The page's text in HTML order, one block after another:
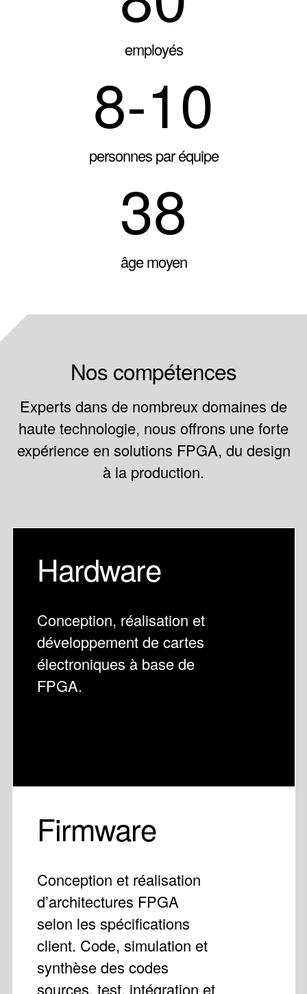
employés
8-10
personnes par équipe
38
âge moyen
Nos compétences
Experts dans de nombreux domaines de
haute technologie, nous offrons une forte
expérience en solutions FPGA, du design
à la production.
Hardware
Conception, réalisation et
développement de cartes
électroniques à base de
FPGA.
Firmware
Conception et réalisation
d’architectures FPGA
selon les spécifications
client. Code, simulation et
synthèse des codes
sources, test, intégration et